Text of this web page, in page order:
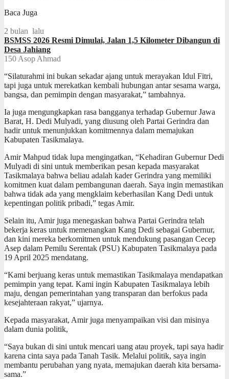
Baca Juga
2 bulan lalu
BSMSS 2026 Resmi Dimulai, Jalan 1,5 Kilometer Dibangun di
Desa Jahiang
150 Asop Ahmad
“Silaturahmi ini bukan sekadar ajang untuk merayakan Idul Fitri,
tapi juga untuk merekatkan kembali hubungan antar sesama warga,
bangsa, dan pemimpin dengan masyarakat,” tambahnya.
Ia juga mengungkapkan rasa bangganya terhadap Gubernur Jawa
Barat, H. Dedi Mulyadi, yang diusung oleh Partai Gerindra dan
hadir untuk menunjukkan komitmennya dalam memajukan
Kabupaten Tasikmalaya.
Amir Mahpud tidak lupa mengingatkan, “Kehadiran Gubernur Dedi
Mulyadi di sini untuk memberikan pesan kepada masyarakat
Tasikmalaya bahwa beliau adalah kader Gerindra yang memiliki
komitmen kuat dalam pembangunan daerah. Saya ingin memastikan
bahwa tidak ada yang mengklaim keberhasilan Kang Dedi untuk
kepentingan politik pribadi,” tegas Amir.
Selain itu, Amir juga menegaskan bahwa Partai Gerindra telah
bekerja keras untuk memenangkan Kang Dedi sebagai Gubernur,
dan kini mereka berkomitmen untuk mendukung pasangan Cecep
Asep dalam Pemilu Serentak (PSU) Kabupaten Tasikmalaya pada
19 April 2025 mendatang.
“Kami berjuang keras untuk memastikan Tasikmalaya mendapatkan
pemimpin yang tepat. Kami ingin Kabupaten Tasikmalaya lebih
maju, dengan pemerintahan yang transparan dan berfokus pada
kesejahteraan rakyat,” ujarnya.
Kepada masyarakat, Amir juga menyampaikan visi dan misinya
dalam dunia politik,
“Saya bukan di sini untuk mencari uang atau proyek, tapi saya hadir
karena cinta saya pada Tanah Tasik. Melalui politik, saya ingin
membantu perubahan yang nyata, memajukan daerah kita bersama-
sama.”